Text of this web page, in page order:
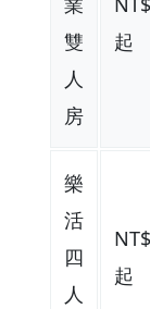
雙
人
房
起
樂
活
四
人
起